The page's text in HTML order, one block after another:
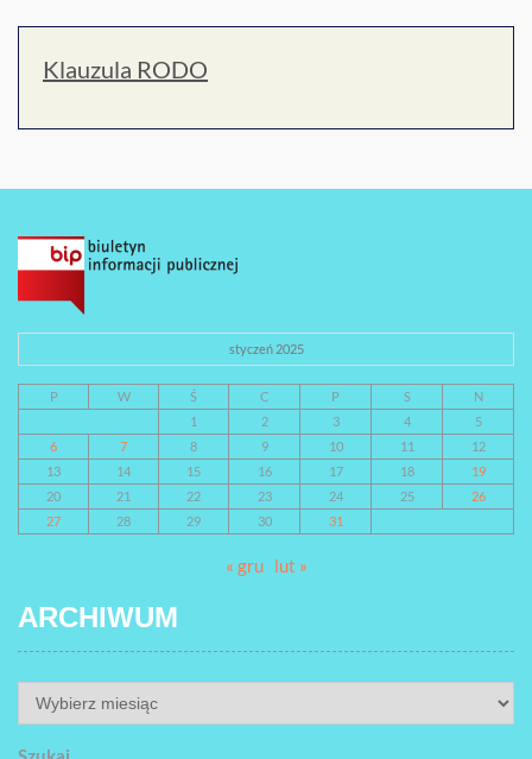
Klauzula RODO
styczeń 2025
P W Ś C P S
N
1
2 3 4
5
6
7 8 9 10 11
12
13
14 15 16 17 18
19
20
21 22 23 24 25
26
27
28 29 30 31
« gru lut »
ARCHIWUM
ARCHIWUM